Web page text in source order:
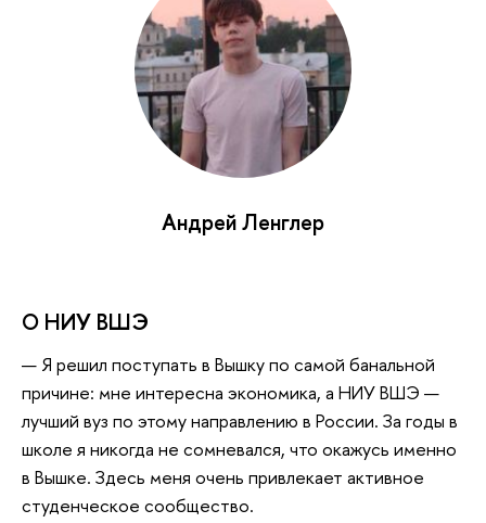
Андрей Ленглер
О НИУ ВШЭ
— Я решил поступать в Вышку по самой банальной
причине: мне интересна экономика, а НИУ ВШЭ —
лучший вуз по этому направлению в России. За годы в
школе я никогда не сомневался, что окажусь именно
в Вышке. Здесь меня очень привлекает активное
студенческое сообщество.